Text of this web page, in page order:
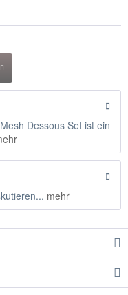
Dessous Set ist ein
mehr